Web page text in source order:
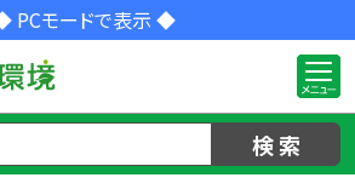
PCモードで表示 ◆
検 索